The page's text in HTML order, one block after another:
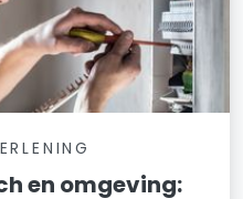
en omgeving: